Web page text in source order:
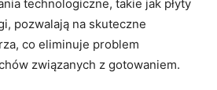
technologiczne, takie jak płyty
pozwalają na skuteczne
co eliminuje problem
związanych z gotowaniem.